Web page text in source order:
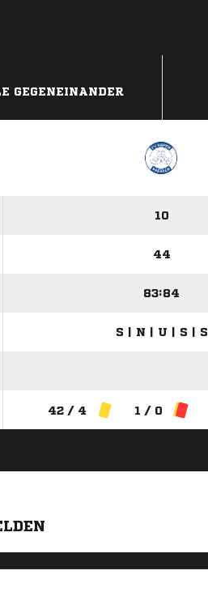
GEGENEINANDER
10
44
83:84
S | N | U | S | S
42 / 4 1 / 0